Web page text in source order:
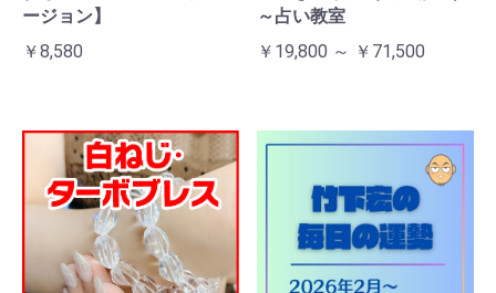
ージョン】
￥8,580
～占い教室
￥19,800 ～ ￥71,500